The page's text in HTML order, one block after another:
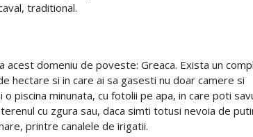
traditional.
acest domeniu de poveste: Greaca. Exista un
hectare si in care ai sa gasesti nu doar camere si
piscina minunata, cu fotolii pe apa, in care poti
cu zgura sau, daca simti totusi nevoia de
printre canalele de irigatii.